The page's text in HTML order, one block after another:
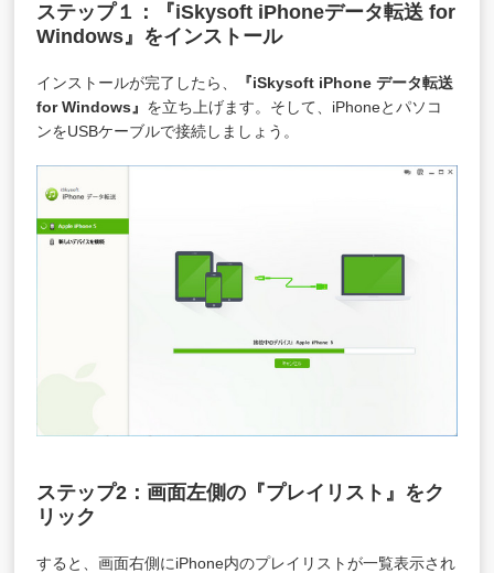
ステップ１：『iSkysoft iPhoneデータ転送 for
Windows』をインストール
インストールが完了したら、
『iSkysoft iPhone データ転送
for Windows』 を立ち上げます。そして、iPhoneとパソコ
ンをUSBケーブルで接続しましょう。
ステップ2：画面左側の『プレイリスト』をク
リック
すると、画面右側にiPhone内のプレイリストが一覧表示され